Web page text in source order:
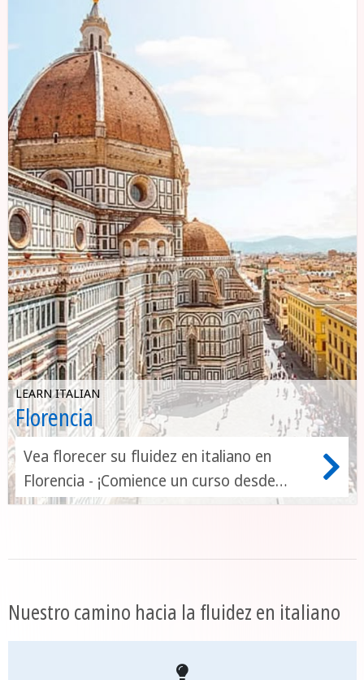
LEARN ITALIAN
Florencia
Vea florecer su fluidez en italiano en
Florencia - ¡Comience un curso desde
cualquier nivel!
Nuestro camino hacia la fluidez en italiano